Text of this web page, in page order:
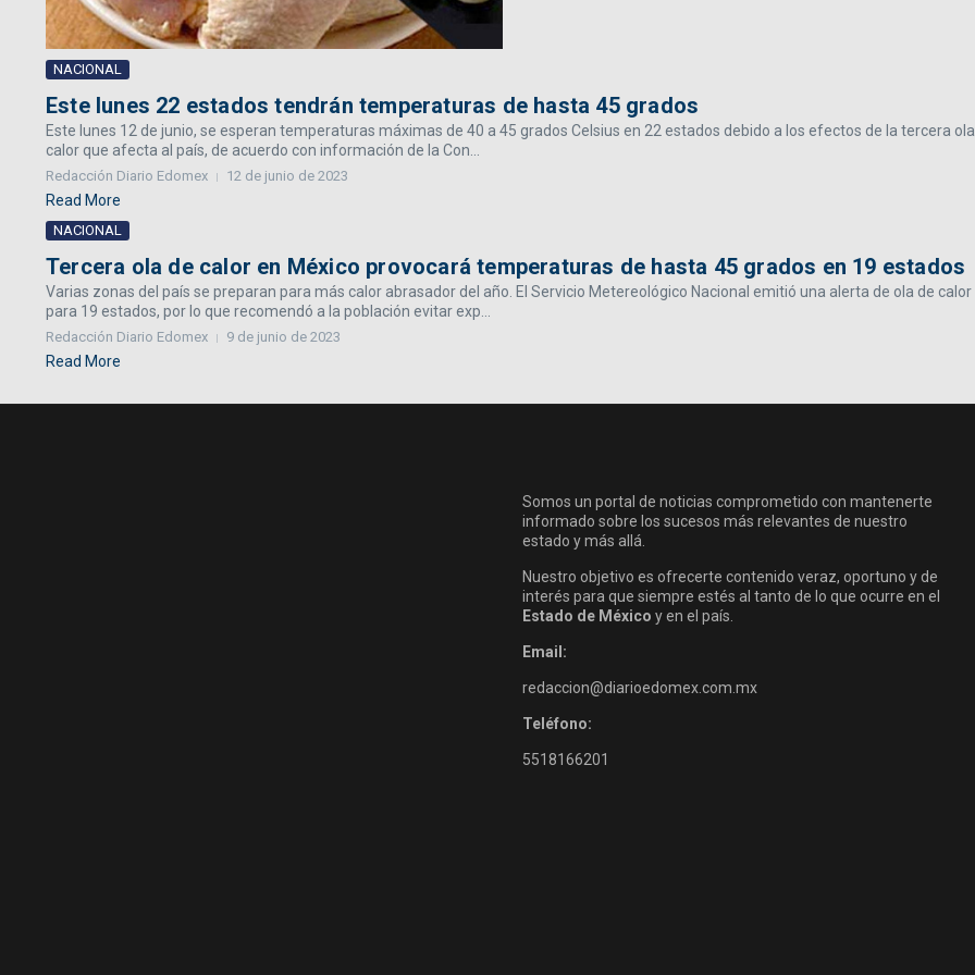
NACIONAL
Este lunes 22 estados tendrán temperaturas de hasta 45 grados
Este lunes 12 de junio, se esperan temperaturas máximas de 40 a 45 grados Celsius en 22 estados debido a los efectos de la tercera
calor que afecta al país, de acuerdo con información de la Con...
Redacción Diario Edomex 12 de junio de 2023
Read More
NACIONAL
Tercera ola de calor en México provocará temperaturas de hasta 45 grados en 19 estados
Varias zonas del país se preparan para más calor abrasador del año. El Servicio Metereológico Nacional emitió una alerta de ola de calor
para 19 estados, por lo que recomendó a la población evitar exp...
Redacción Diario Edomex 9 de junio de 2023
Read More
Somos un portal de noticias comprometido con mantenerte
informado sobre los sucesos más relevantes de nuestro
estado y más allá.
Nuestro objetivo es ofrecerte contenido veraz, oportuno y de
interés para que siempre estés al tanto de lo que ocurre en el
Estado de México y en el país.
Email:
redaccion@diarioedomex.com.mx
Teléfono:
5518166201